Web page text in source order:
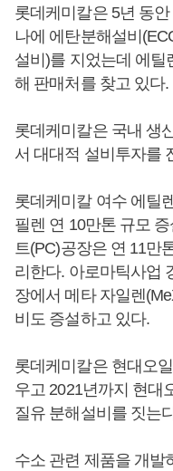
롯데케미칼은 5년 동
나에 에탄분해설비
설비)를 지었는데 에
해 판매처를 찾고 있다.
롯데케미칼은 국내 생
서 대대적 설비투자를
롯데케미칼 여수 에틸
필렌 연 10만톤 규모
트(PC)공장은 연 11만
리한다. 아로마틱사업
장에서 메타 자일렌
비도 증설하고 있다.
롯데케미칼은 현대오
우고 2021년까지 현대
질유 분해설비를 짓는
수소 관련 제품을 개발